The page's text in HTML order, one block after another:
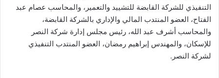
التنفيذي للشركة القابضة للتشييد والتعمير، والمحاسب عصام عبد
الفتاح، العضو المنتدب المالي والإداري بالشركة القابضة،
والمحاسب أشرف عبد الله، رئيس مجلس إدارة شركة النصر
للإسكان، والمهندس إبراهيم رمضان، العضو المنتدب التنفيذي
لشركة النصر.